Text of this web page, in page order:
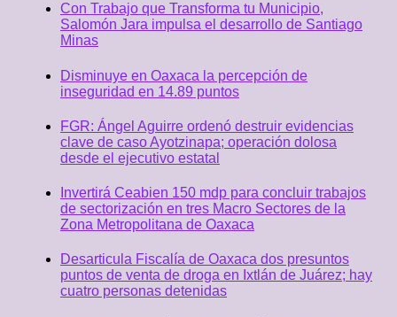
Con Trabajo que Transforma tu Municipio,
Salomón Jara impulsa el desarrollo de Santiago
Minas
Disminuye en Oaxaca la percepción de
inseguridad en 14.89 puntos
FGR: Ángel Aguirre ordenó destruir evidencias
clave de caso Ayotzinapa; operación dolosa
desde el ejecutivo estatal
Invertirá Ceabien 150 mdp para concluir trabajos
de sectorización en tres Macro Sectores de la
Zona Metropolitana de Oaxaca
Desarticula Fiscalía de Oaxaca dos presuntos
puntos de venta de droga en Ixtlán de Juárez; hay
cuatro personas detenidas